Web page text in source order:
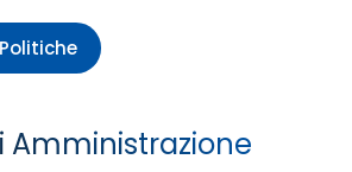
Amministrazione